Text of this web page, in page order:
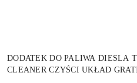
DODATEK DO PALIWA DIESLA
CLEANER CZYŚCI UKŁAD